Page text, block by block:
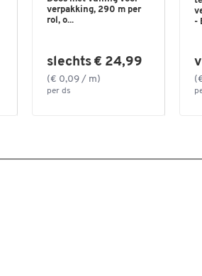
verpakking, 290 m per
rol, o...
slechts € 24,99
(€ 0,09 / m)
per ds
-